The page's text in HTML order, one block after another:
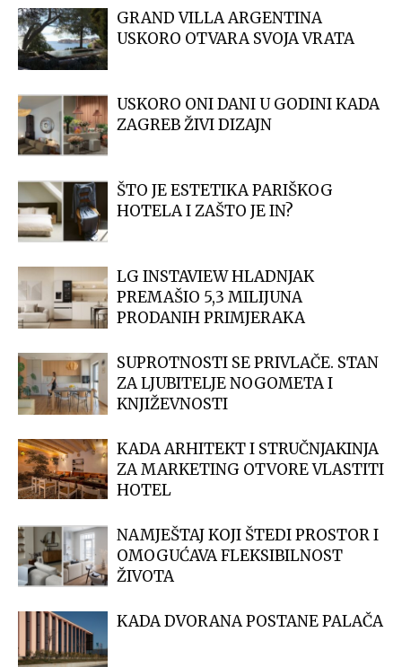
GRAND VILLA ARGENTINA
USKORO OTVARA SVOJA VRATA
USKORO ONI DANI U GODINI KADA
ZAGREB ŽIVI DIZAJN
ŠTO JE ESTETIKA PARIŠKOG
HOTELA I ZAŠTO JE IN?
LG INSTAVIEW HLADNJAK
PREMAŠIO 5,3 MILIJUNA
PRODANIH PRIMJERAKA
SUPROTNOSTI SE PRIVLAČE. STAN
ZA LJUBITELJE NOGOMETA I
KNJIŽEVNOSTI
KADA ARHITEKT I STRUČNJAKINJA
ZA MARKETING OTVORE VLASTITI
HOTEL
NAMJEŠTAJ KOJI ŠTEDI PROSTOR I
OMOGUĆAVA FLEKSIBILNOST
ŽIVOTA
KADA DVORANA POSTANE PALAČA